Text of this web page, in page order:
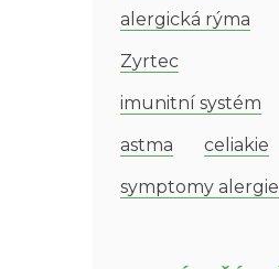
alergická rýma
Zyrtec
imunitní systém
astma
celiakie
symptomy alergie